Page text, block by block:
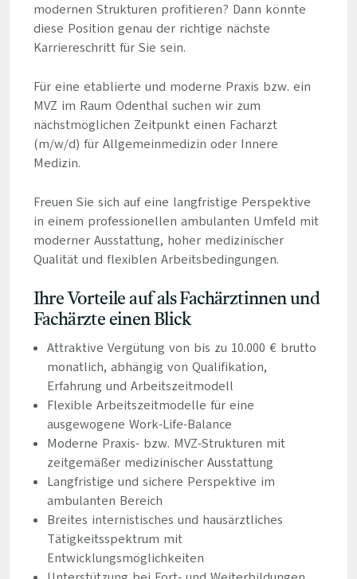
modernen Strukturen profitieren? Dann könnte
diese Position genau der richtige nächste
Karriereschritt für Sie sein.
Für eine etablierte und moderne Praxis bzw. ein
MVZ im Raum Odenthal suchen wir zum
nächstmöglichen Zeitpunkt einen Facharzt
(m/w/d) für Allgemeinmedizin oder Innere
Medizin.
Freuen Sie sich auf eine langfristige Perspektive
in einem professionellen ambulanten Umfeld mit
moderner Ausstattung, hoher medizinischer
Qualität und flexiblen Arbeitsbedingungen.
Ihre Vorteile auf als Fachärztinnen und
Fachärzte einen Blick
Attraktive Vergütung von bis zu 10.000 € brutto
monatlich, abhängig von Qualifikation,
Erfahrung und Arbeitszeitmodell
Flexible Arbeitszeitmodelle für eine
ausgewogene Work-Life-Balance
Moderne Praxis- bzw. MVZ-Strukturen mit
zeitgemäßer medizinischer Ausstattung
Langfristige und sichere Perspektive im
ambulanten Bereich
Breites internistisches und hausärztliches
Tätigkeitsspektrum mit
Entwicklungsmöglichkeiten